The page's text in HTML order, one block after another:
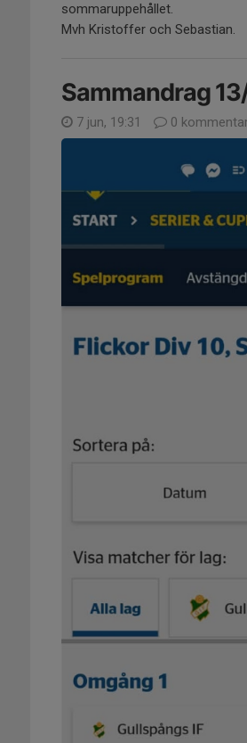
sommaruppehållet.
Mvh Kristoffer och Sebastian.
Sammandrag
7 jun, 19:31 0